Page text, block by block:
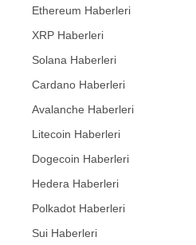
Ethereum Haberleri
XRP Haberleri
Solana Haberleri
Cardano Haberleri
Avalanche Haberleri
Litecoin Haberleri
Dogecoin Haberleri
Hedera Haberleri
Polkadot Haberleri
Sui Haberleri